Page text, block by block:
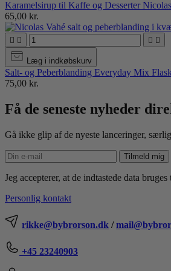
Karamelsirup til Kaffe og Desserter
65,00 kr.
   
Læg i indkøbskurv
Salt- og Peberblanding Everyday Mix
75,00 kr.
Få de seneste nyheder
Gå ikke glip af de nyeste lanceringer,
Tilmeld mig
Jeg accepterer, at de indtastede data
Personlig kontakt
rikke@bybrorson.dk /
+45 23240903